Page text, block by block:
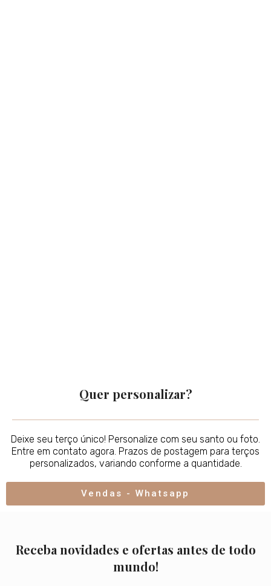
Quer personalizar?
Deixe seu terço único! Personalize com seu santo ou foto.
Entre em contato agora. Prazos de postagem para terços
personalizados, variando conforme a quantidade.
Vendas - Whatsapp
Receba novidades e ofertas antes de todo
mundo!